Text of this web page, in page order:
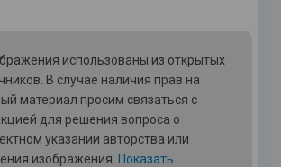
использованы из открытых
В случае наличия прав на
материал просим связаться с
для решения вопроса о
указании авторства или
изображения. Показать